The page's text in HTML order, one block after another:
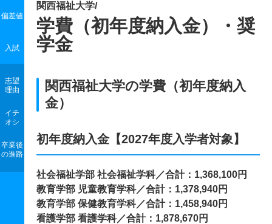
偏差値
入試
志望
理由
イチ
オシ
卒業後
の進路
関西福祉大学/
学費（初年度納入金）・奨
学金
関西福祉大学の学費（初年度納入
金）
初年度納入金【2027年度入学者対象】
社会福祉学部 社会福祉学科／合計：1,368,100円
教育学部 児童教育学科／合計：1,378,940円
教育学部 保健教育学科／合計：1,458,940円
看護学部 看護学科／合計：1,878,670円